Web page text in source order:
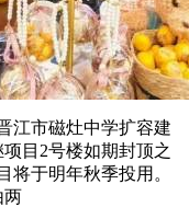
江市磁灶中学扩容建
目2号楼如期封顶之
将于明年秋季投用。
两